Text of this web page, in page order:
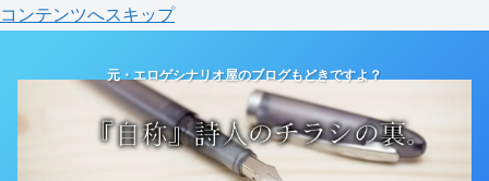
コンテンツへスキップ
元・エロゲシナリオ屋のブログもどきですよ？